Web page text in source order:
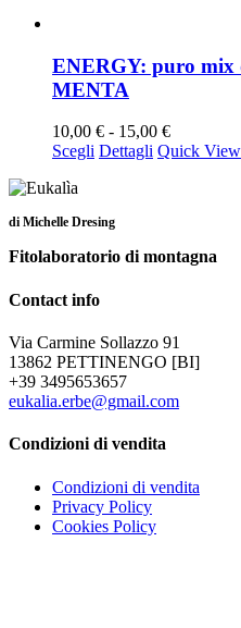
ENERGY: puro
MENTA
10,00 € - 15,00 €Fascia
di
15,00 €
Scegli Questo
varianti.
Le
opzioni
essere
nella
pagina
del
prodotto
Dettagli Quick View
di Michelle Dresing
Fitolaboratorio di montagna
Contact info
Via Carmine Sollazzo 91
13862 PETTINENGO [BI]
+39 3495653657
eukalia.erbe@gmail.com
Condizioni di vendita
Condizioni di vendita
Privacy Policy
Cookies Policy